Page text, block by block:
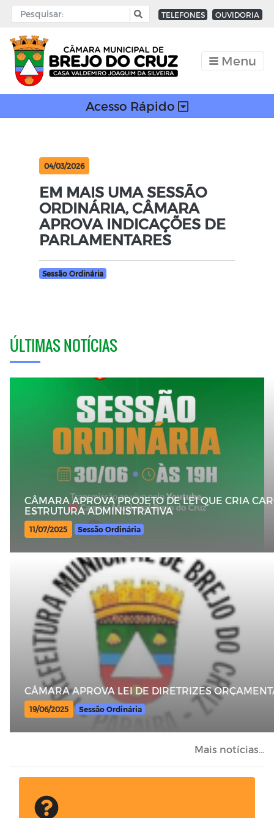
TELEFONES OUVIDORIA
Menu
Acesso Rápido
04/03/2026
EM MAIS UMA SESSÃO
ORDINÁRIA, CÂMARA
APROVA INDICAÇÕES DE
PARLAMENTARES
Sessão Ordinária
ÚLTIMAS NOTÍCIAS
CÂMARA APROVA PROJETO DE LEI QUE CRIA
ESTRUTURA ADMINISTRATIVA
11/07/2025 Sessão Ordinária
CÂMARA APROVA LEI DE DIRETRIZES
19/06/2025 Sessão Ordinária
Mais notícias...